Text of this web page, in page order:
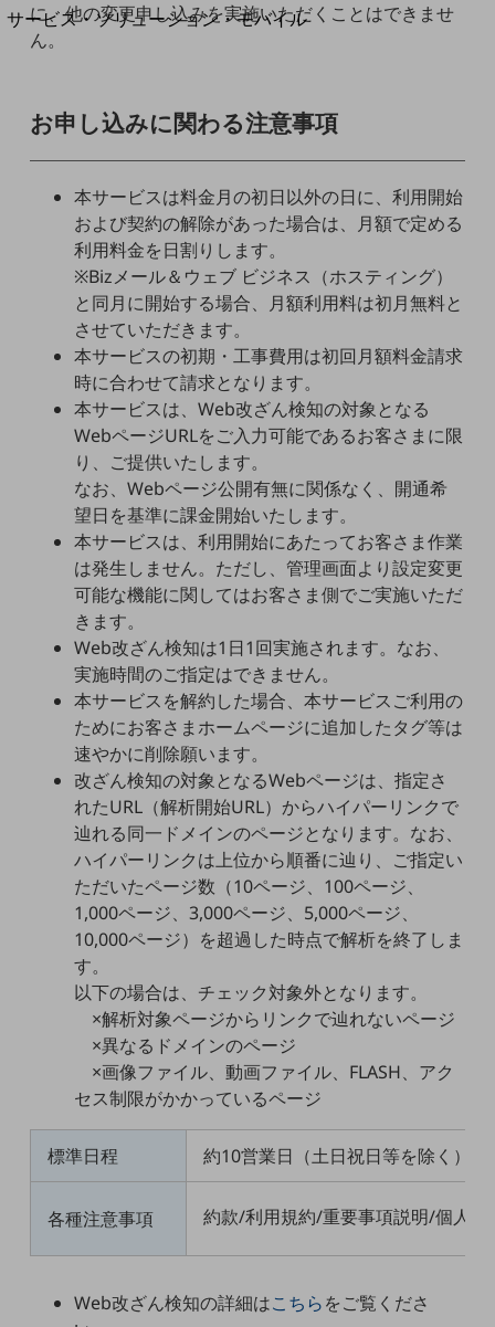
サービス・ソリューション・モバイル
サービス・ソリューションTOP
カテゴリーで探す
ネットワーク・モバイル
クラウド・データセンター
電話・映像コミュニケーション
セキュリティ
データ利活用
業務支援・マーケティング
災害対策・BCP
課題・ニーズで探す
課題・ニーズで探すTOP
コミュニケーション・情報共有
マーケティング
業務効率化
職場環境整備
地域共創・地方創生
セキュリティ対策
顧客体験（CX）改善
自動化・省電化
人材不足解消
業種・業態で探す
自治体
一次産業
医療・介護
に、他の変更申し込みを実施いただくことはできませ
ん。
お申し込みに関わる注意事項
本サービスは料金月の初日以外の日に、利用開始
および契約の解除があった場合は、月額で定める
利用料金を日割りします。
※Bizメール＆ウェブ ビジネス（ホスティング）
と同月に開始する場合、月額利用料は初月無料と
させていただきます。
本サービスの初期・工事費用は初回月額料金請求
時に合わせて請求となります。
本サービスは、Web改ざん検知の対象となる
WebページURLをご入力可能であるお客さまに限
り、ご提供いたします。
なお、Webページ公開有無に関係なく、開通希
望日を基準に課金開始いたします。
本サービスは、利用開始にあたってお客さま作業
は発生しません。ただし、管理画面より設定変更
可能な機能に関してはお客さま側でご実施いただ
きます。
Web改ざん検知は1日1回実施されます。なお、
実施時間のご指定はできません。
本サービスを解約した場合、本サービスご利用の
ためにお客さまホームページに追加したタグ等は
速やかに削除願います。
改ざん検知の対象となるWebページは、指定さ
れたURL（解析開始URL）からハイパーリンクで
辿れる同一ドメインのページとなります。なお、
ハイパーリンクは上位から順番に辿り、ご指定い
ただいたページ数（10ページ、100ページ、
1,000ページ、3,000ページ、5,000ページ、
10,000ページ）を超過した時点で解析を終了しま
す。
以下の場合は、チェック対象外となります。
×解析対象ページからリンクで辿れないページ
×異なるドメインのページ
×画像ファイル、動画ファイル、FLASH、アク
セス制限がかかっているページ
標準日程 約10営業日（土日祝日等を除く）
各種注意事項 約款/利用規約/重要事項説明/個人
Web改ざん検知の詳細はこちらをご覧くださ